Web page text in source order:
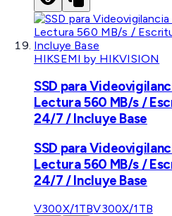
HIKSEMI by HIKVISION
SSD para
Lectura 560 MB/s /
24/7 / Incluye Base
SSD para
Lectura 560 MB/s /
24/7 / Incluye Base
V300X/1TBV300X/1TB